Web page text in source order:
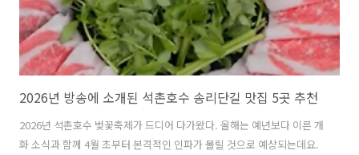
2026년 방송에 소개된 석촌호수 송리단길 맛집 5곳 추천
2026년 석촌호수 벚꽃축제가 드디어 다가왔다. 올해는 예년보다 이른 개
화 소식과 함께 4월 초부터 본격적인 인파가 몰릴 것으로 예상되는데요.